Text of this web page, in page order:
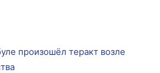
произошёл теракт возле